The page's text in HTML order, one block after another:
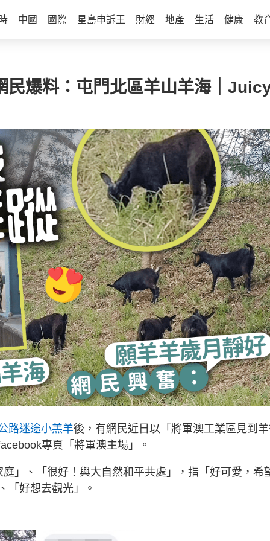
中國 國際 星島申訴王 財經 地產 生活 健康 教
民爆料：屯門北區羊山羊海｜
路迷途小羔羊後，有網民近日以「將軍澳工業區見到
專頁「將軍澳主場」。
」、「很好！與大自然和平共處」，指「好可愛，希
「好想去觀光」。